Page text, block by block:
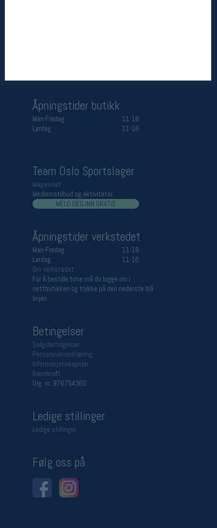
Åpningstider butikk
Man-Fredag:
11-18
Lørdag:
11-16
Team Oslo Sportslager
Magasinet
Medlemstilbud og aktiviteter
MELD DEG INN GRATIS
Åpningstider verkstedet
Man-Fredag:
11-18
Lørdag:
11-16
Om verkstedet
For å bestille time må du logge inn i
nettbutikken og trykke på den nederste blå
linjen
Betingelser
Salgsbetingelser
Personsvernerklæring
Informasjonskapsler
Bærekraft
Org. nr: 976754360
Ledige stillinger
Ledige stillinger
Følg oss på